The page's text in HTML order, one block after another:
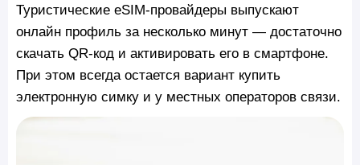
Туристические eSIM-провайдеры выпускают
онлайн профиль за несколько минут — достаточно
скачать QR-код и активировать его в смартфоне.
При этом всегда остается вариант купить
электронную симку и у местных операторов связи.